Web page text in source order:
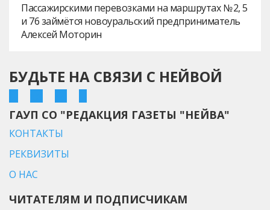
Пассажирскими перевозками на маршрутах № 2, 5
и 76 займётся новоуральский предприниматель
Алексей Моторин
БУДЬТЕ НА СВЯЗИ С НЕЙВОЙ
ГАУП СО "РЕДАКЦИЯ ГАЗЕТЫ "НЕЙВА"
КОНТАКТЫ
РЕКВИЗИТЫ
О НАС
ЧИТАТЕЛЯМ И ПОДПИСЧИКАМ